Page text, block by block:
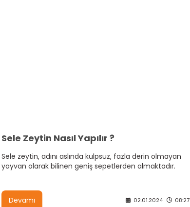
Sele Zeytin Nasıl Yapılır ?
Sele zeytin, adını aslında kulpsuz, fazla derin olmayan
yayvan olarak bilinen geniş sepetlerden almaktadır.
Devamı 02.01.2024 08:27